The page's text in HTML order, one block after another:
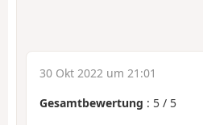
30 Okt 2022 um 21:01
Gesamtbewertung : 5 / 5